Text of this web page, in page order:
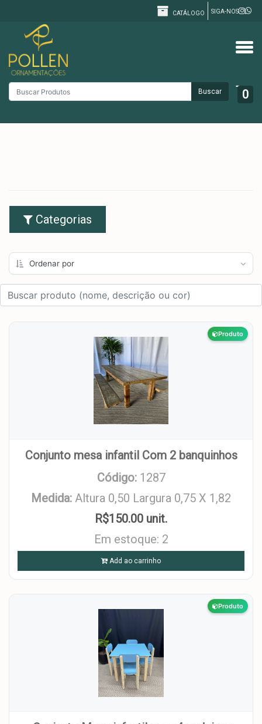
CATÁLOGO SIGA-NOS
Buscar 0
Categorias
Produto
Conjunto mesa infantil Com 2 banquinhos
Código: 1287
Medida: Altura 0,50 Largura 0,75 X 1,82
R$150.00 unit.
Em estoque: 2
Add ao carrinho
Produto